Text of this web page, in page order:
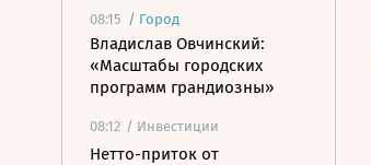
08:15 / Город
Владислав Овчинский:
«Масштабы городских
программ грандиозны»
08:12 / Инвестиции
Нетто-приток от